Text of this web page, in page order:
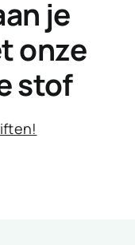
je
onze
stof